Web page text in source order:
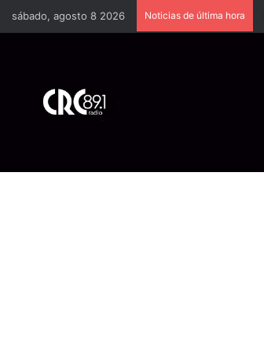
sábado, agosto 8 2026 Noticias de última hora